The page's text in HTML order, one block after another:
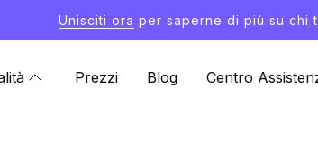
Unisciti ora per saperne di più su chi
Prezzi Blog Centro